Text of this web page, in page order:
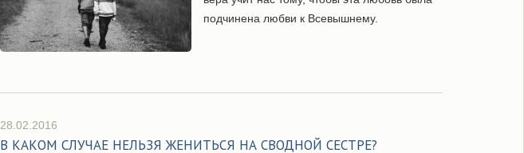
подчинена любви к Всевышнему.
28.02.2016
В КАКОМ СЛУЧАЕ НЕЛЬЗЯ ЖЕНИТЬСЯ НА СВОДНОЙ СЕСТРЕ?